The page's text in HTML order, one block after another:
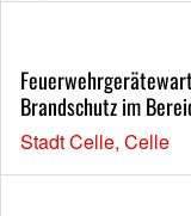
Brandschutz im
Stadt Celle, Celle